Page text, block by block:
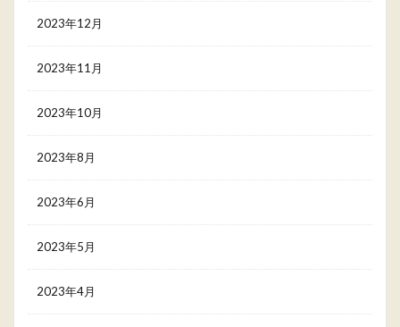
2023年12月
2023年11月
2023年10月
2023年8月
2023年6月
2023年5月
2023年4月